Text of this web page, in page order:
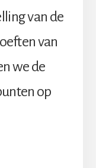
van de
van
we de
op